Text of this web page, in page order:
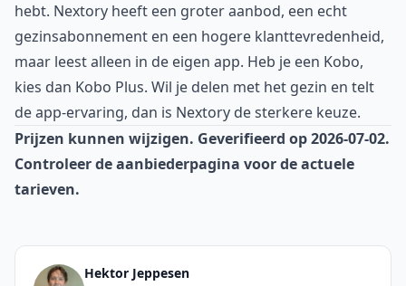
hebt. Nextory heeft een groter aanbod, een echt
gezinsabonnement en een hogere klanttevredenheid,
maar leest alleen in de eigen app. Heb je een Kobo,
kies dan Kobo Plus. Wil je delen met het gezin en telt
de app-ervaring, dan is Nextory de sterkere keuze.
Prijzen kunnen wijzigen. Geverifieerd op 2026-07-02.
Controleer de aanbiederpagina voor de actuele
tarieven.
Hektor Jeppesen